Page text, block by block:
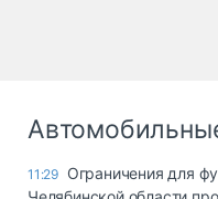
11:29 Ограничения для